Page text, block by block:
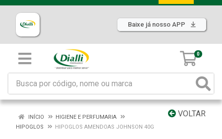
Baixe já nosso APP
0
VOLTAR
INÍCIO
HIGIENE E PERFUMARIA
HIPOGLOS
HIPOGLOS AMENDOAS JOHNSON 40G